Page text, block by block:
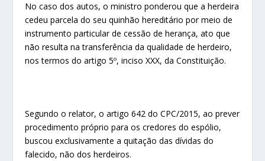
No caso dos autos, o ministro ponderou que a herdeira
cedeu parcela do seu quinhão hereditário por meio de
instrumento particular de cessão de herança, ato que
não resulta na transferência da qualidade de herdeiro,
nos termos do artigo 5º, inciso XXX, da Constituição.
Segundo o relator, o artigo 642 do CPC/2015, ao prever
procedimento próprio para os credores do espólio,
buscou exclusivamente a quitação das dívidas do
falecido, não dos herdeiros.